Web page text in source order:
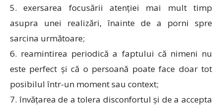
5. exersarea focusării atenției mai mult timp
asupra unei realizări, înainte de a porni spre
sarcina următoare;
6. reamintirea periodică a faptului că nimeni nu
este perfect și că o persoană poate face doar tot
posibilul într-un moment sau context;
7. învățarea de a tolera disconfortul și de a accepta